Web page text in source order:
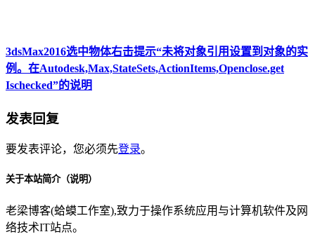
3dsMax2016选中物体右击提示“未将对象引用设置到对象的实
例。在Autodesk,Max,StateSets,ActionItems,Openclose.get
Ischecked”的说明
发表回复
要发表评论，您必须先登录。
关于本站简介（说明）
老梁博客(蛤蟆工作室),致力于操作系统应用与计算机软件及网
络技术IT站点。